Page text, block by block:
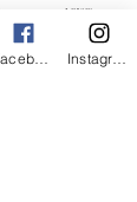
Allfällige
berechtigen
der Hotels
gelten die